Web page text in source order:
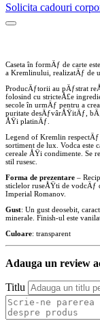
Solicita cadouri
Caseta în formÄƒ de carte
a Kremlinului, realizatÄƒ de
ProducÄƒtorii au pÄƒstrat
folosind cu stricteÅ£e
secole în urmÄƒ pentru a
puritate desÄƒvârÅŸitÄƒ,
ÅŸi platinÄƒ.
Legend of Kremlin
sortiment de lux. Vodca este
cereale ÅŸi condimente. Se
stil rusesc.
Forma de prezentare –
sticlelor ruseÅŸti de vodcÄƒ
Imperial Romanov.
Gust: Un gust deosebit,
minerale. Finish-ul este
Culoare: transparent
Adauga un review
Titlu